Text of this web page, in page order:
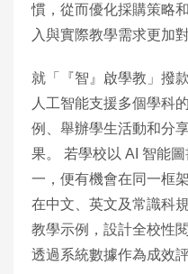
慣，從而優化採購策略
入與實際教學需求更加對
就「『智』啟學教」撥
人工智能支援多個學科
例、舉辦學生活動和分
果。 若學校以 AI 智能
一，便有機會在同一框
在中文、英文及常識科
教學示例，設計全校性
透過系統數據作為成效